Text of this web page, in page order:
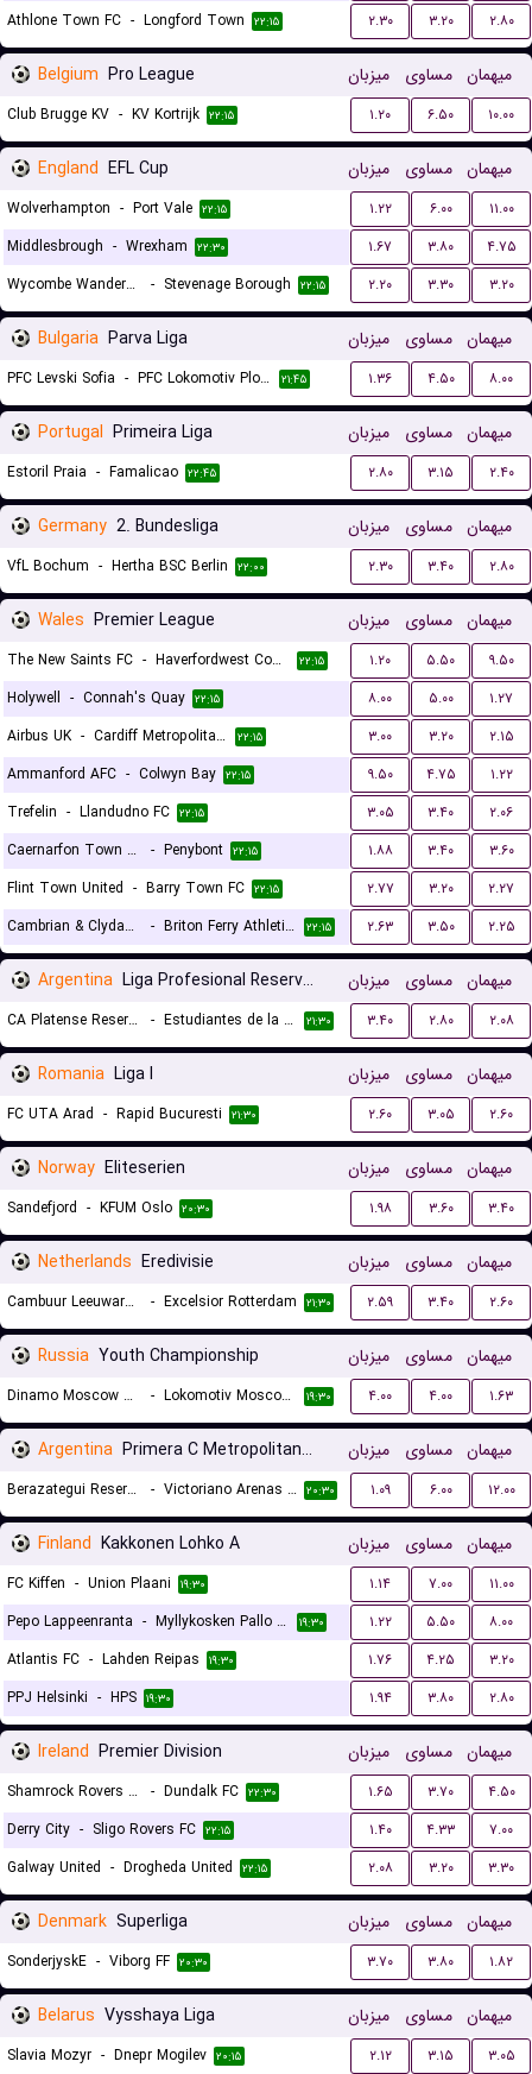
Athlone Town FC - Longford Town ۲۲:۱۵ ۲.۳۰ ۳.۲۰ ۲.۸۰
Belgium Pro League میزبان مساوی میهمان
Club Brugge KV - KV Kortrijk ۲۲:۱۵ ۱.۲۰ ۶.۵۰ ۱۰.۰۰
England EFL Cup میزبان مساوی میهمان
Wolverhampton - Port Vale ۲۲:۱۵ ۱.۲۲ ۶.۰۰
۱۱.۰۰
Middlesbrough - Wrexham ۲۲:۳۰ ۱.۶۷ ۳.۸۰
۴.۷۵
Wycombe Wanderers
- Stevenage Borough ۲۲:۱۵ ۲.۲۰ ۳.۳۰ ۳.۲۰
Bulgaria Parva Liga میزبان مساوی میهمان
PFC Levski Sofia - PFC Lokomotiv Plovdiv 1936 ۲۱:۴۵ ۱.۳۶ ۴.۵۰ ۸.۰۰
Portugal Primeira Liga میزبان مساوی میهمان
Estoril Praia - Famalicao ۲۲:۴۵ ۲.۸۰ ۳.۱۵ ۲.۴۰
Germany 2. Bundesliga میزبان مساوی میهمان
VfL Bochum - Hertha BSC Berlin ۲۲:۰۰ ۲.۳۰ ۳.۴۰ ۲.۸۰
Wales Premier League میزبان مساوی میهمان
The New Saints FC - Haverfordwest County ۲۲:۱۵ ۱.۲۰ ۵.۵۰
۹.۵۰
Holywell - Connah's Quay ۲۲:۱۵ ۸.۰۰ ۵.۰۰
۱.۲۷
Airbus UK - Cardiff Metropolitan University F.C. ۲۲:۱۵ ۳.۰۰ ۳.۲۰
۲.۱۵
Ammanford AFC - Colwyn Bay ۲۲:۱۵ ۹.۵۰ ۴.۷۵
۱.۲۲
Trefelin - Llandudno FC ۲۲:۱۵ ۳.۰۵ ۳.۴۰
۲.۰۶
Caernarfon Town FC
- Penybont ۲۲:۱۵ ۱.۸۸ ۳.۴۰
۳.۶۰
Flint Town United - Barry Town FC ۲۲:۱۵ ۲.۷۷ ۳.۲۰
۲.۲۷
Cambrian & Clydach
- Briton Ferry Athletic FC ۲۲:۱۵ ۲.۶۳ ۳.۵۰ ۲.۲۵
Argentina Liga Profesional Reserves میزبان مساوی میهمان
CA Platense Reserves - Estudiantes de la Plata Reserves ۲۱:۳۰ ۳.۴۰ ۲.۸۰ ۲.۰۸
Romania Liga I میزبان مساوی میهمان
FC UTA Arad - Rapid Bucuresti ۲۱:۳۰ ۲.۶۰ ۳.۰۵ ۲.۶۰
Norway Eliteserien میزبان مساوی میهمان
Sandefjord - KFUM Oslo ۲۰:۳۰ ۱.۹۸ ۳.۶۰ ۳.۴۰
Netherlands Eredivisie میزبان مساوی میهمان
Cambuur Leeuwarden - Excelsior Rotterdam ۲۱:۳۰ ۲.۵۹ ۳.۴۰ ۲.۶۰
Russia Youth Championship میزبان مساوی میهمان
Dinamo Moscow U19 - Lokomotiv Moscow U19 ۱۹:۳۰ ۴.۰۰ ۴.۰۰ ۱.۶۳
Argentina Primera C Metropolitana Reserves میزبان مساوی میهمان
Berazategui Reserves - Victoriano Arenas Reserves ۲۰:۳۰ ۱.۰۹ ۶.۰۰ ۱۲.۰۰
Finland Kakkonen Lohko A میزبان مساوی میهمان
FC Kiffen - Union Plaani ۱۹:۳۰ ۱.۱۴ ۷.۰۰
۱۱.۰۰
Pepo Lappeenranta - Myllykosken Pallo -47 ۱۹:۳۰ ۱.۲۲ ۵.۵۰
۸.۰۰
Atlantis FC - Lahden Reipas ۱۹:۳۰ ۱.۷۶ ۴.۲۵
۳.۲۰
PPJ Helsinki - HPS ۱۹:۳۰ ۱.۹۴ ۳.۸۰ ۲.۸۰
Ireland Premier Division میزبان مساوی میهمان
Shamrock Rovers FC - Dundalk FC ۲۲:۳۰ ۱.۶۵ ۳.۷۰
۴.۵۰
Derry City - Sligo Rovers FC ۲۲:۱۵ ۱.۴۰ ۴.۳۳
۷.۰۰
Galway United - Drogheda United ۲۲:۱۵ ۲.۰۸ ۳.۲۰ ۳.۳۰
Denmark Superliga میزبان مساوی میهمان
SonderjyskE - Viborg FF ۲۰:۳۰ ۳.۷۰ ۳.۸۰ ۱.۸۲
Belarus Vysshaya Liga میزبان مساوی میهمان
Slavia Mozyr - Dnepr Mogilev ۲۰:۱۵ ۲.۱۲ ۳.۱۵ ۳.۰۵